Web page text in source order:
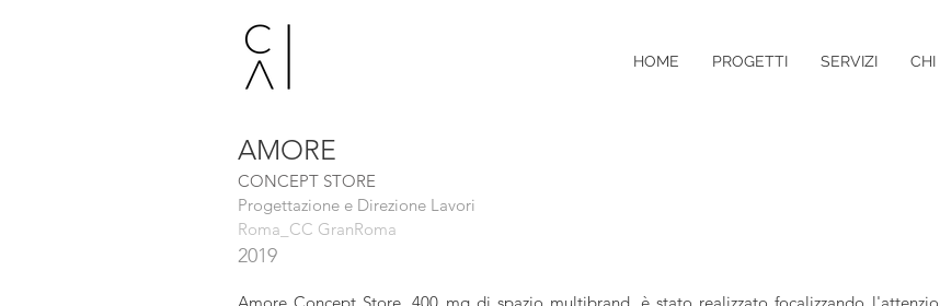
HOME PROGETTI SERVIZI CHI
AMORE
CONCEPT STORE
Progettazione e Direzione Lavori
Roma_CC GranRoma
2019